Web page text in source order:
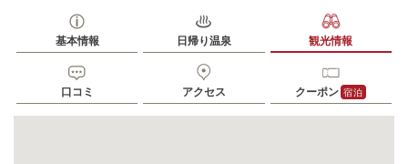
基本情報 日帰り温泉 観光情報
口コミ アクセス クーポン 宿泊